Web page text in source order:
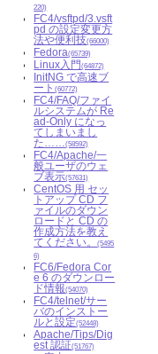
220)
FC4/vsftpd/3.vsft
pd の設定変更方
法や便利技(66000)
Fedora(65739)
Linux入門(64872)
InitNG で高速ブ
ート(60772)
FC4/FAQ/ファイ
ルシステムが Re
ad-Only になっ
てしまいまし
た……(58592)
FC4/Apache/一
般ユーザのウェ
ブ表示(57631)
CentOS 用 セッ
トアップ CD フ
ァイルのダウン
ロードと CD の
作成方法を教え
てください。(5495
6)
FC6/Fedora Cor
e 6 のダウンロー
ド情報(54070)
FC4/telnet/サー
バのインストー
ルと設定(52448)
Apache/Tips/Dig
est 認証(51767)